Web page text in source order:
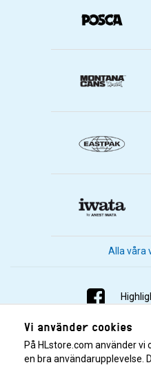
Alla våra
Vi använder cookies
På HLstore.com använder
en bra användarupplevelse.